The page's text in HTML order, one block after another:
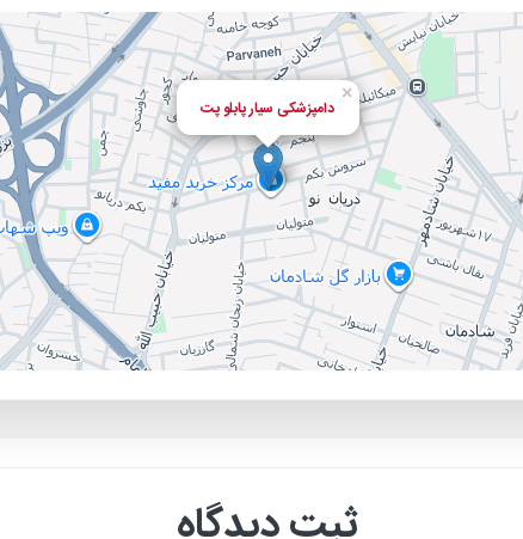
دامپزشکی سیار پابلو پت
×